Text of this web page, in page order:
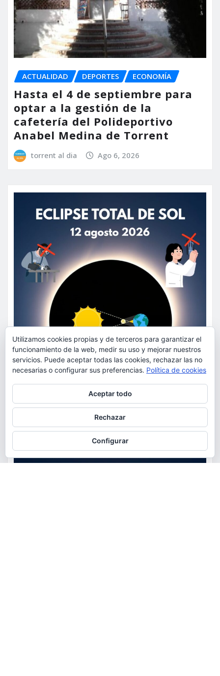
ACTUALIDAD DEPORTES ECONOMÍA
Hasta el 4 de septiembre para
optar a la gestión de la
cafetería del Polideportivo
Anabel Medina de Torrent
torrent al dia Ago 6, 2026
Utilizamos cookies propias y de terceros para garantizar el
funcionamiento de la web, medir su uso y mejorar nuestros
servicios. Puede aceptar todas las cookies, rechazar las no
necesarias o configurar sus preferencias. Política de cookies
Aceptar todo
Rechazar
Configurar
Para obtener más información, incluido cómo gestionar las cookies,